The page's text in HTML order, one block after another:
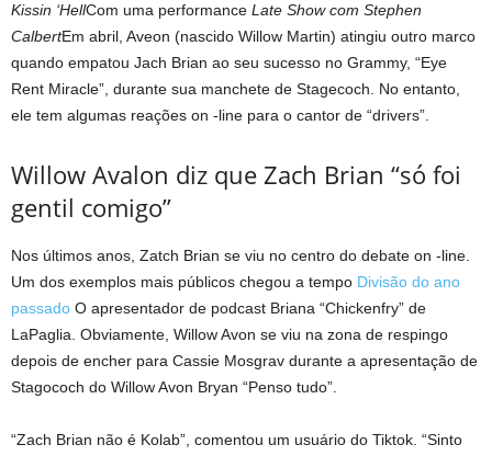
Kissin ‘HellCom uma performance Late Show com Stephen
CalbertEm abril, Aveon (nascido Willow Martin) atingiu outro marco
quando empatou Jach Brian ao seu sucesso no Grammy, “Eye
Rent Miracle”, durante sua manchete de Stagecoch. No entanto,
ele tem algumas reações on -line para o cantor de “drivers”.
Willow Avalon diz que Zach Brian “só foi
gentil comigo”
Nos últimos anos, Zatch Brian se viu no centro do debate on -line.
Um dos exemplos mais públicos chegou a tempo Divisão do ano
passado O apresentador de podcast Briana “Chickenfry” de
LaPaglia. Obviamente, Willow Avon se viu na zona de respingo
depois de encher para Cassie Mosgrav durante a apresentação de
Stagococh do Willow Avon Bryan “Penso tudo”.
“Zach Brian não é Kolab”, comentou um usuário do Tiktok. “Sinto